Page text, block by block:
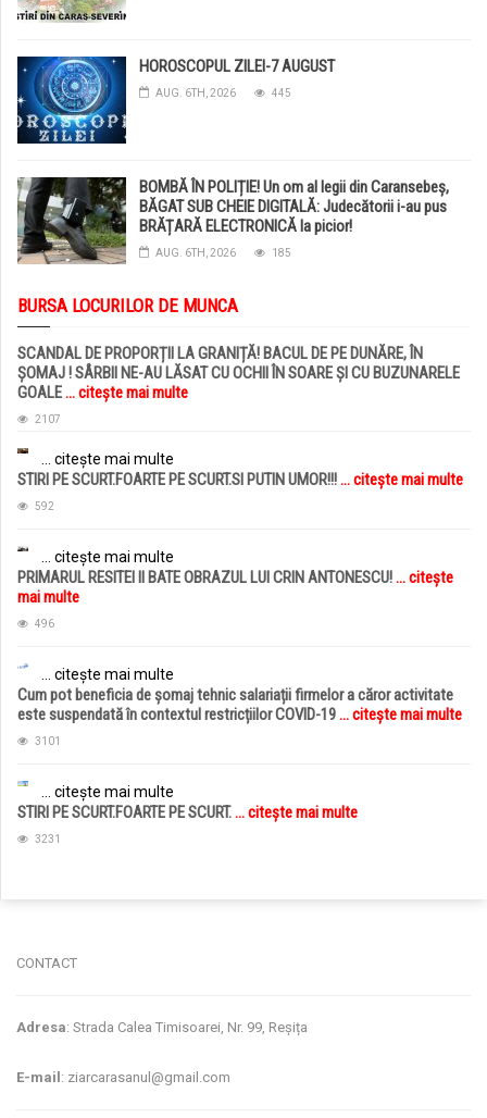
HOROSCOPUL ZILEI-7 AUGUST
AUG. 6TH, 2026 445
BOMBĂ ÎN POLIȚIE! Un om al legii din Caransebeș,
BĂGAT SUB CHEIE DIGITALĂ: Judecătorii i-au pus
BRĂȚARĂ ELECTRONICĂ la picior!
AUG. 6TH, 2026 185
BURSA LOCURILOR DE MUNCA
SCANDAL DE PROPORȚII LA GRANIȚĂ! BACUL DE PE DUNĂRE, ÎN
ȘOMAJ ! SÂRBII NE-AU LĂSAT CU OCHII ÎN SOARE ȘI CU BUZUNARELE
GOALE... citește mai multe
2107
... citește mai multe
STIRI PE SCURT.FOARTE PE SCURT.SI PUTIN UMOR!!!... citește mai multe
592
... citește mai multe
PRIMARUL RESITEI II BATE OBRAZUL LUI CRIN ANTONESCU!... citește
mai multe
496
... citește mai multe
Cum pot beneficia de șomaj tehnic salariații firmelor a căror activitate
este suspendată în contextul restricțiilor COVID-19... citește mai multe
3101
... citește mai multe
STIRI PE SCURT.FOARTE PE SCURT.... citește mai multe
3231
CONTACT
Adresa: Strada Calea Timisoarei, Nr. 99, Reșița
E-mail : ziarcarasanul@gmail.com